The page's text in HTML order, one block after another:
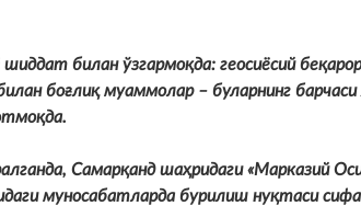
шиддат билан ўзгармоқда: геосиёсий
боғлиқ муаммолар – буларнинг барчаси
Самарқанд шаҳридаги «Марказий
муносабатларда бурилиш нуқтаси